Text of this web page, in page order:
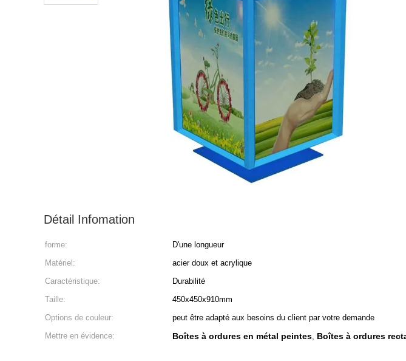
Détail Infomation
forme: D'une longueur
Matériel:
acier doux et acrylique
Caractéristique:
Durabilité
Taille:
450x450x910mm
Options de couleur:
peut être adapté aux besoins du client par votre demande
Mettre en évidence:
Boîtes à ordures en métal peintes, Boîtes à ordures